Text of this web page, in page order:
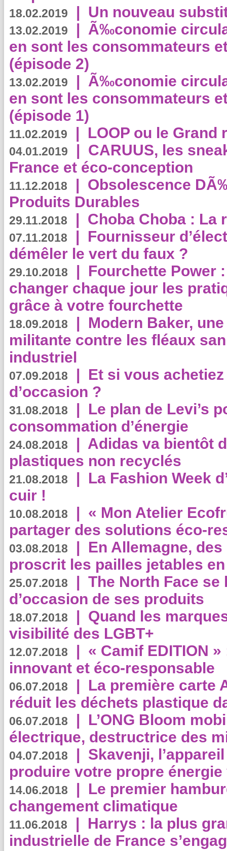
18.02.2019 | Un nouveau
13.02.2019 | Ã‰conomie
en sont les consommateurs
(épisode 2)
13.02.2019 | Ã‰conomie
en sont les consommateurs
(épisode 1)
11.02.2019 | LOOP ou le Grand
04.01.2019 | CARUUS, les
France et éco-conception
11.12.2018 | Obsolescence
Produits Durables
29.11.2018 | Choba Choba : La
07.11.2018 | Fournisseur
démêler le vert du faux ?
29.10.2018 | Fourchette Power
changer chaque jour les
grâce à votre fourchette
18.09.2018 | Modern Baker,
militante contre les fléaux
industriel
07.09.2018 | Et si vous
d’occasion ?
31.08.2018 | Le plan de Levi’s
consommation d’énergie
24.08.2018 | Adidas va bientôt
plastiques non recyclés
21.08.2018 | La Fashion Week
cuir !
10.08.2018 | « Mon Atelier
partager des solutions éco-
03.08.2018 | En Allemagne,
proscrit les pailles jetables
25.07.2018 | The North Face se
d’occasion de ses produits
18.07.2018 | Quand les
visibilité des LGBT+
12.07.2018 | « Camif EDITION
innovant et éco-responsable
06.07.2018 | La première carte
réduit les déchets plastique
06.07.2018 | L’ONG Bloom
électrique, destructrice des
04.07.2018 | Skavenji,
produire votre propre
14.06.2018 | Le premier
changement climatique
11.06.2018 | Harrys : la plus
industrielle de France